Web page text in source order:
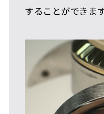
することができます